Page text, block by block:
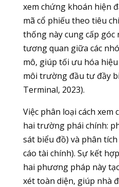
xem chứng khoán hiện
mã cổ phiếu theo tiêu
thống này cung cấp góc
tương quan giữa các
mô, giúp tối ưu hóa
môi trường đầu tư đầy
Terminal, 2023).
Việc phân loại cách
hai trường phái chính:
sát biểu đồ) và phân
cáo tài chính). Sự kết
hai phương pháp này
xét toàn diện, giúp nhà